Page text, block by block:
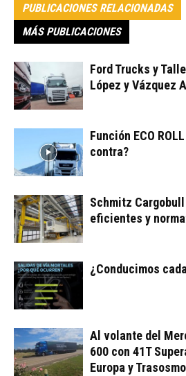
PUBLICACIONES RELACIONADAS
MÁS PUBLICACIONES
Ford Trucks y
López y Vázquez
Función ECO
contra?
Schmitz
eficientes y
¿Conducimos
Al volante del
600 con 41T
Europa y